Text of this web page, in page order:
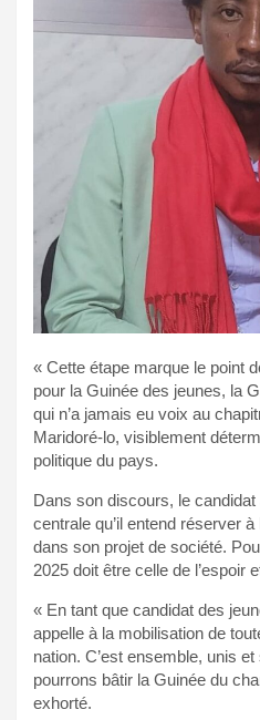
« Cette étape marque le point
pour la Guinée des jeunes, la
qui n’a jamais eu voix au
Maridoré-lo, visiblement
politique du pays.
Dans son discours, le
centrale qu’il entend réserver
dans son projet de société.
2025 doit être celle de l’espoir
« En tant que candidat des
appelle à la mobilisation de
nation. C’est ensemble, unis
pourrons bâtir la Guinée du
exhorté.